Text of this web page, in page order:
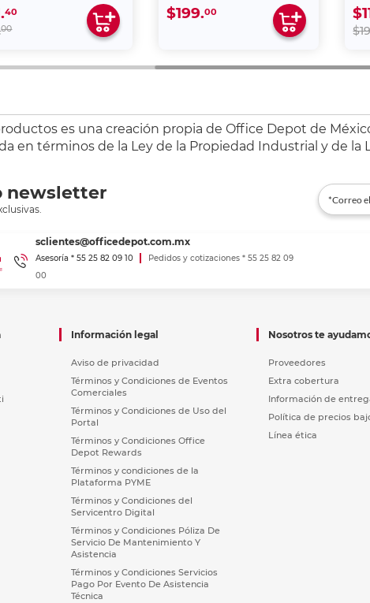
40
00
$199.00
es una creación propia de Office Depot de
en términos de la Ley de la Propiedad Industrial y de la
newsletter
sclientes@officedepot.com.mx
Asesoría * 55 25 82 09 10
Pedidos y cotizaciones * 55 25 82 09
00
Información legal
Aviso de privacidad
Términos y Condiciones de Eventos
Comerciales
Términos y Condiciones de Uso del
Portal
Términos y Condiciones Office
Depot Rewards
Términos y condiciones de la
Plataforma PYME
Términos y Condiciones del
Servicentro Digital
Términos y Condiciones Póliza De
Servicio De Mantenimiento Y
Asistencia
Términos y Condiciones Servicios
Pago Por Evento De Asistencia
Técnica
Nosotros te
Proveedores
Extra cobertura
Información de
Política de precios
Línea ética